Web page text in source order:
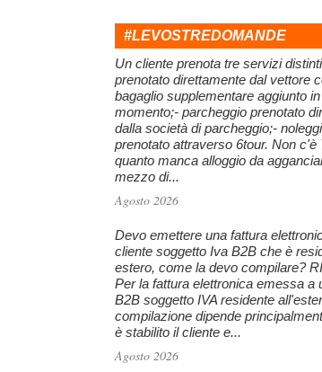
#LEVOSTREDOMANDE
Un cliente prenota tre servizi
prenotato direttamente dal vettore
bagaglio supplementare aggiunto
momento;- parcheggio prenotato
dalla società di parcheggio;-
prenotato attraverso 6tour. Non c'è
quanto manca alloggio da
mezzo di...
Agosto 2026
Devo emettere una fattura
cliente soggetto Iva B2B che è
estero, come la devo compilare?
Per la fattura elettronica emessa a
B2B soggetto IVA residente
compilazione dipende
è stabilito il cliente e...
Agosto 2026